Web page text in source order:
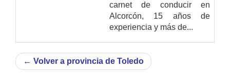
carnet de conducir en
Alcorcón, 15 años de
experiencia y más de...
← Volver a provincia de Toledo